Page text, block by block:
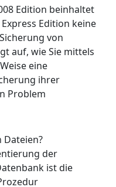
Edition beinhaltet
Edition keine
von
auf, wie Sie mittels
eine
ihrer
Problem
der
ist die